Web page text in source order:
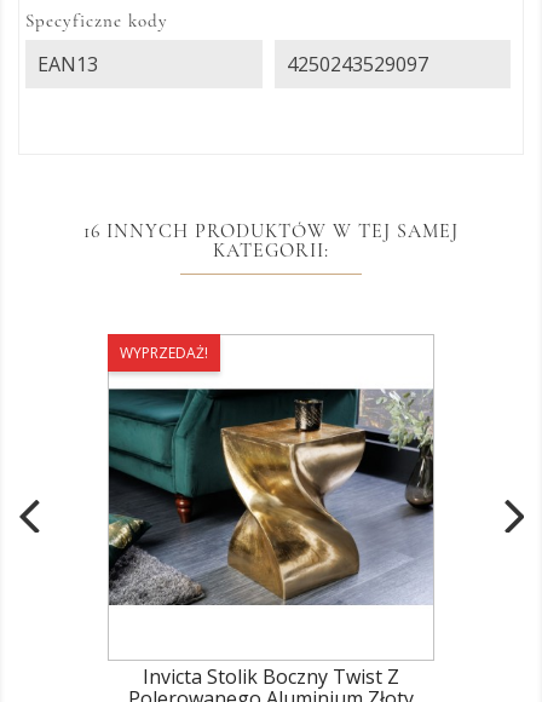
Specyficzne kody
EAN13 4250243529097
16 INNYCH PRODUKTÓW W TEJ SAMEJ
KATEGORII:
WYPRZEDAŻ!
Invicta Stolik Boczny Twist Z